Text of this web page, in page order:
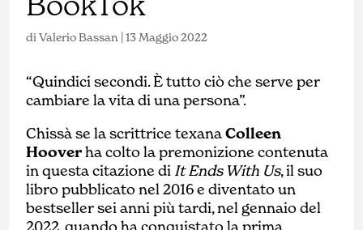
diValerio Bassan |13 Maggio 2022
“Quindici secondi. È tutto ciò che serve per
cambiare la vita di una persona”.
Chissà se la scrittrice texanaColleen
Hooverha colto la premonizione contenuta
in questa citazione di It Ends With Us, il suo
libro pubblicato nel 2016 e diventato un
bestseller sei anni più tardi, nel gennaio del